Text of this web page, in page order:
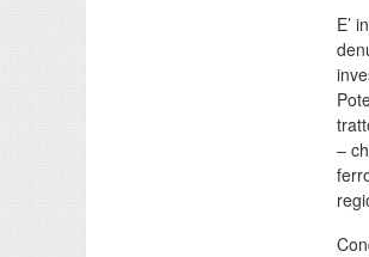
E’
–